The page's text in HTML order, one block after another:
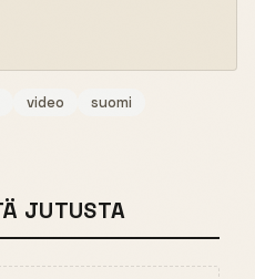
video
suomi
JUTUSTA